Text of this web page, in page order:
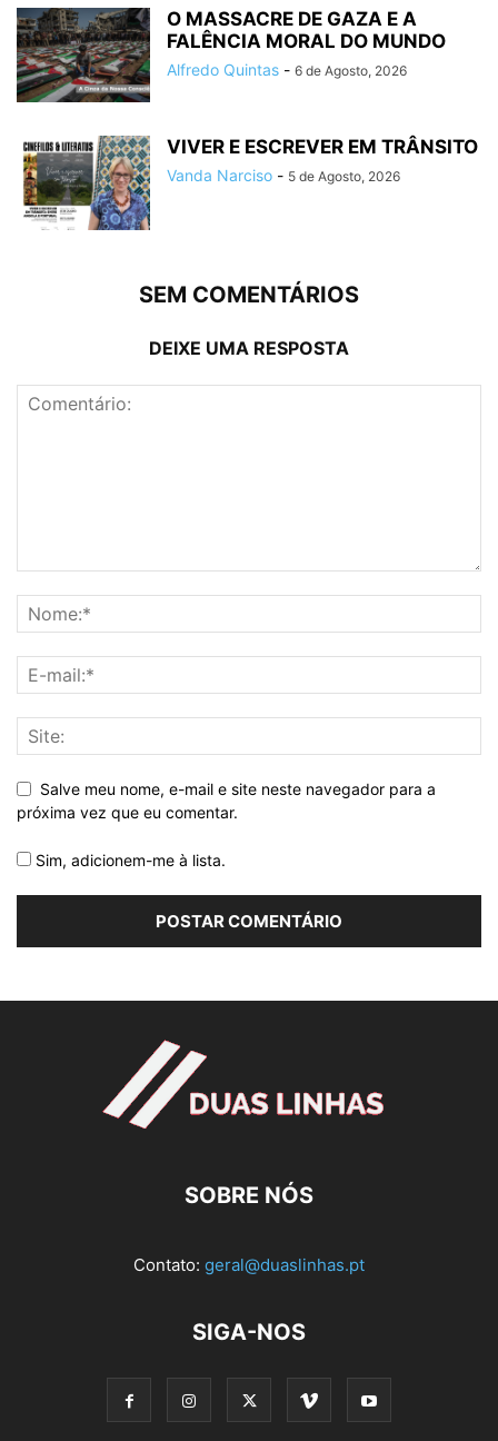
O MASSACRE DE GAZA E A
FALÊNCIA MORAL DO MUNDO
Alfredo Quintas - 6 de Agosto, 2026
VIVER E ESCREVER EM TRÂNSITO
Vanda Narciso - 5 de Agosto, 2026
SEM COMENTÁRIOS
DEIXE UMA RESPOSTA
Salve meu nome, e-mail e site neste navegador para a
próxima vez que eu comentar.
Sim, adicionem-me à lista.
SOBRE NÓS
Contato: geral@duaslinhas.pt
SIGA-NOS